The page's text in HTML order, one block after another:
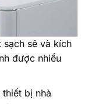
sẽ và kích
được nhiều
bị nhà